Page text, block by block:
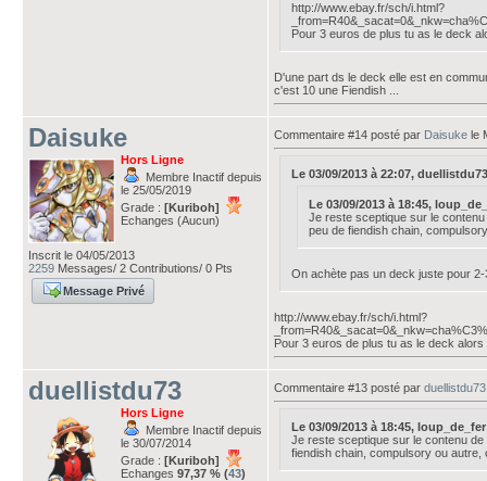
http://www.ebay.fr/sch/i.html?
Pour 3 euros de plus tu as le deck
D'une part ds le deck elle est en
c'est 10 une Fiendish ...
Daisuke
Hors Ligne
Membre Inactif depuis
le 25/05/2019
Grade : [Kuriboh]
Echanges (Aucun)
Inscrit le 04/05/2013
2259 Messages/ 2 Contributions/ 0 Pts
Message Privé
Commentaire #14 posté par Daisuke le
Le 03/09/2013 à 22:07,
Le 03/09/2013 à 18:45,
Je reste sceptique sur le
peu de fiendish chain,
On achète pas un deck juste pour
http://www.ebay.fr/sch/i.html?
Pour 3 euros de plus tu as le deck
duellistdu73
Hors Ligne
Membre Inactif depuis
le 30/07/2014
Grade : [Kuriboh]
Echanges 97,37 % (43)
Commentaire #13 posté par duellistdu73
Le 03/09/2013 à 18:45,
Je reste sceptique sur le contenu
fiendish chain, compulsory ou